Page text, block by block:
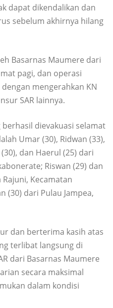
dapat dikendalikan dan
sebelum akhirnya hilang
Basarnas Maumere dari
pagi, dan operasi
mengerahkan KN
SAR lainnya.
berhasil dievakuasi selamat
Umar (30), Ridwan (33),
dan Haerul (25) dari
Riswan (29) dan
Kecamatan
(30) dari Pulau Jampea,
dan berterima kasih atas
terlibat langsung di
dari Basarnas Maumere
secara maksimal
dalam kondisi